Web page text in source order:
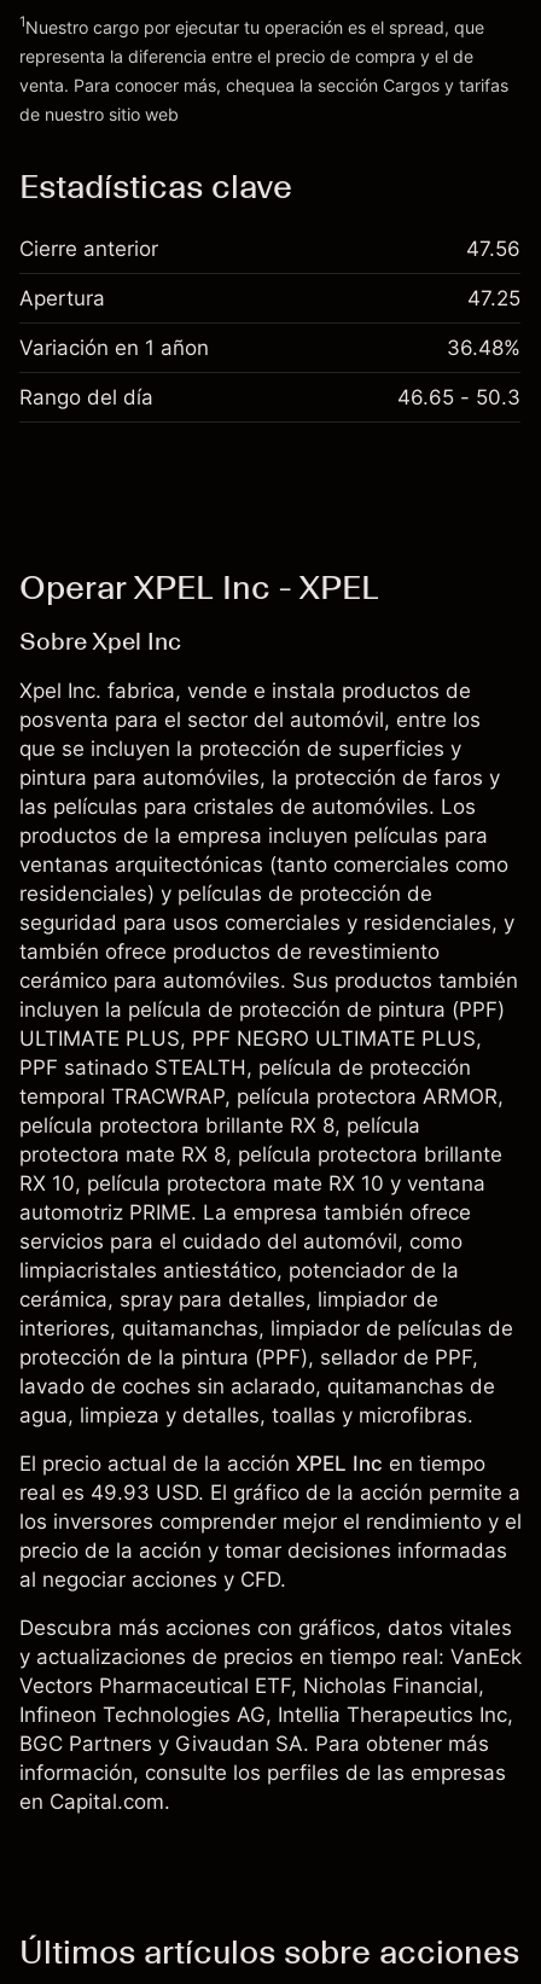
Cargos
1Nuestro cargo por ejecutar tu operación es el spread, que
representa la diferencia entre el precio de compra y el de
venta. Para conocer más, chequea la sección Cargos y tarifas
de nuestro sitio web
Estadísticas clave
Cierre anterior 47.56
Apertura 47.25
Variación en 1 añon 36.48%
Rango del día 46.65 - 50.3
Operar XPEL Inc - XPEL
Sobre Xpel Inc
Xpel Inc. fabrica, vende e instala productos de
posventa para el sector del automóvil, entre los
que se incluyen la protección de superficies y
pintura para automóviles, la protección de faros y
las películas para cristales de automóviles. Los
productos de la empresa incluyen películas para
ventanas arquitectónicas (tanto comerciales como
residenciales) y películas de protección de
seguridad para usos comerciales y residenciales, y
también ofrece productos de revestimiento
cerámico para automóviles. Sus productos también
incluyen la película de protección de pintura (PPF)
ULTIMATE PLUS, PPF NEGRO ULTIMATE PLUS,
PPF satinado STEALTH, película de protección
temporal TRACWRAP, película protectora ARMOR,
película protectora brillante RX 8, película
protectora mate RX 8, película protectora brillante
RX 10, película protectora mate RX 10 y ventana
automotriz PRIME. La empresa también ofrece
servicios para el cuidado del automóvil, como
limpiacristales antiestático, potenciador de la
cerámica, spray para detalles, limpiador de
interiores, quitamanchas, limpiador de películas de
protección de la pintura (PPF), sellador de PPF,
lavado de coches sin aclarado, quitamanchas de
agua, limpieza y detalles, toallas y microfibras.
El precio actual de la acción XPEL Inc en tiempo
real es 49.93 USD. El gráfico de la acción permite a
los inversores comprender mejor el rendimiento y el
precio de la acción y tomar decisiones informadas
al negociar acciones y CFD.
Descubra más acciones con gráficos, datos vitales
y actualizaciones de precios en tiempo real: VanEck
Vectors Pharmaceutical ETF, Nicholas Financial,
Infineon Technologies AG, Intellia Therapeutics Inc,
BGC Partners y Givaudan SA. Para obtener más
información, consulte los perfiles de las empresas
en Capital.com.
Últimos artículos sobre acciones